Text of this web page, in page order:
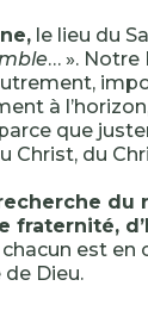
le lieu du
… ». Notre
à
que
Christ, du
du
fraternité,
est en
Dieu.